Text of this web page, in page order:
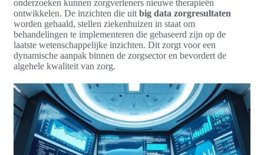
onderzoeken kunnen zorgverleners nieuwe therapieën
ontwikkelen. De inzichten die uit big data zorgresultaten
worden gehaald, stellen ziekenhuizen in staat om
behandelingen te implementeren die gebaseerd zijn op de
laatste wetenschappelijke inzichten. Dit zorgt voor een
dynamische aanpak binnen de zorgsector en bevordert de
algehele kwaliteit van zorg.